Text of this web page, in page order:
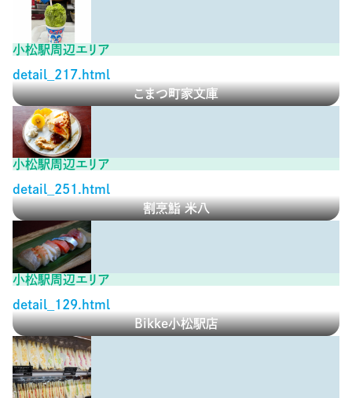
小松駅周辺エリア
detail_217.html
こまつ町家文庫
小松駅周辺エリア
detail_251.html
割烹鮨 米八
小松駅周辺エリア
detail_129.html
Bikke小松駅店